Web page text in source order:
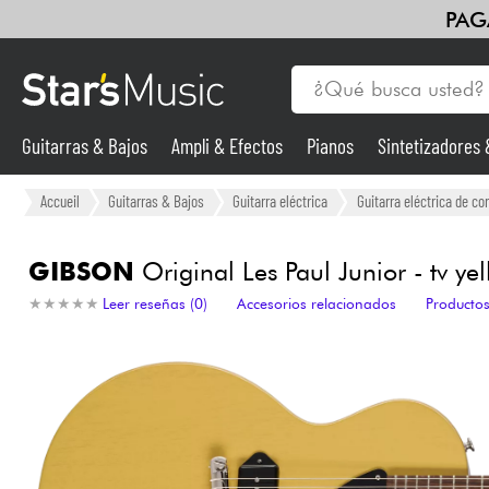
Guitarras & Bajos
Sintetizadores & samplers
Luces
Guitarras & Bajos Ampli & Efectos Pianos Sintetizadores
Accueil Guitarras & Bajos Guitarra eléctrica Guitarra eléctrica de
GIBSON Original Les Paul Junior - tv
★ ★ ★ ★ ★
★ ★ ★ ★ ★ Leer reseñas (0) Accesorios relacionados